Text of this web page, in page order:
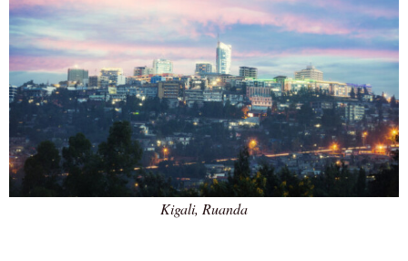
Kigali, Ruanda